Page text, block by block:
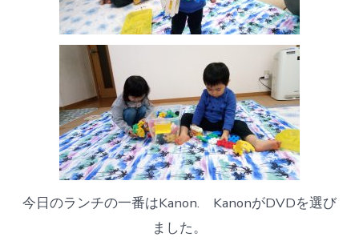
今日のランチの一番はKanon. KanonがDVDを選び
ました。